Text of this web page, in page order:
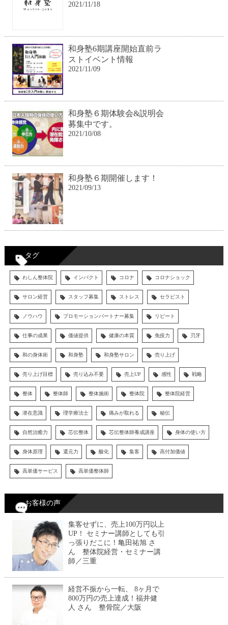
2021/11/18
和身塾6期講座開始直前ラ
ストイベント情報
2021/11/09
和身塾６期体験会&説明会
募集中です。
2021/10/08
和身塾６期開催します！
2021/09/13
タグ
わしん整体院 インパクト コロナ コロナショック
サロン経営 スタッフ募集 ストレス セラピスト
ノウハウ プロモーションパートナー募集 リピート
仕事の成果 価値提供 健康の本質 免疫力 刃牙
和の身体術 和身塾 和身塾サロン 売り上げ
売り上げ目標 売り込み不要 売上UP 感性 戦略
整体 整体師 整体施術 整体院 整体院経営
潜在意識 理学療法士 痛みが取れる 秘伝
自然治癒力 芯伝整体 芯伝整体師養成講座 身体の使い方
身体原理 還元力 酸化 集客 高付加価値
高単価サービス 高単価整体師
お客様の声
集客せずに、売上100万円以上
UP！ セミナー講師としても引
っ張りだこに！亀田祐旭 さ
ん 整体院経営・セミナー講
師／三重
経営不振から一転、 8ヶ月で
800万円の売上達成！福井健
人 さん 整骨院／大阪